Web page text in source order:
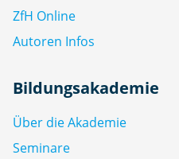
ZfH Online
Autoren Infos
Bildungsakademie
Über die Akademie
Seminare